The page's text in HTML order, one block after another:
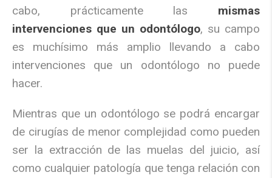
cabo, prácticamente las mismas
intervenciones que un odontólogo, su campo
es muchísimo más amplio llevando a cabo
intervenciones que un odontólogo no puede
hacer.
Mientras que un odontólogo se podrá encargar
de cirugías de menor complejidad como pueden
ser la extracción de las muelas del juicio, así
como cualquier patología que tenga relación con